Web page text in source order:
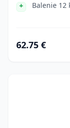
Balenie
62.75 €